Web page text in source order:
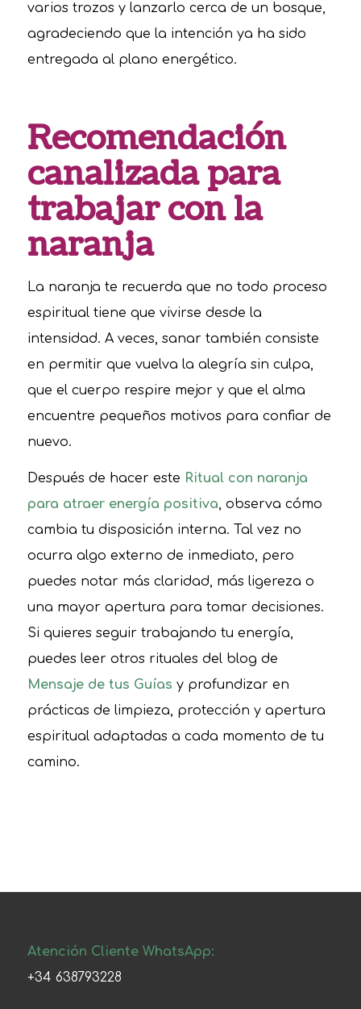
varios trozos y lanzarlo cerca de un bosque,
agradeciendo que la intención ya ha sido
entregada al plano energético.
Recomendación
canalizada para
trabajar con la
naranja
La naranja te recuerda que no todo proceso
espiritual tiene que vivirse desde la
intensidad. A veces, sanar también consiste
en permitir que vuelva la alegría sin culpa,
que el cuerpo respire mejor y que el alma
encuentre pequeños motivos para confiar de
nuevo.
Después de hacer este Ritual con naranja
para atraer energía positiva, observa cómo
cambia tu disposición interna. Tal vez no
ocurra algo externo de inmediato, pero
puedes notar más claridad, más ligereza o
una mayor apertura para tomar decisiones.
Si quieres seguir trabajando tu energía,
puedes leer otros rituales del blog de
Mensaje de tus Guías y profundizar en
prácticas de limpieza, protección y apertura
espiritual adaptadas a cada momento de tu
camino.
Atención Cliente WhatsApp:
+34 638793228